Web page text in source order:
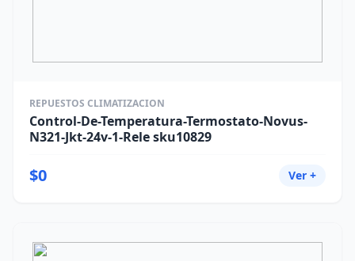
REPUESTOS CLIMATIZACION
Control-De-Temperatura-Termostato-Novus-
N321-Jkt-24v-1-Rele sku10829
$0 Ver +